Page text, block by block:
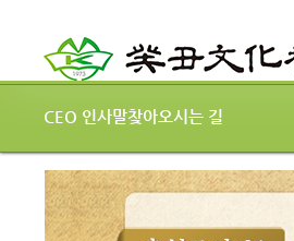
CEO 인사말찾아오시는 길
교재구매견본도서신청강의파일신청
정오표부록자료
1:1 문의자주 묻는 질문공지사항전